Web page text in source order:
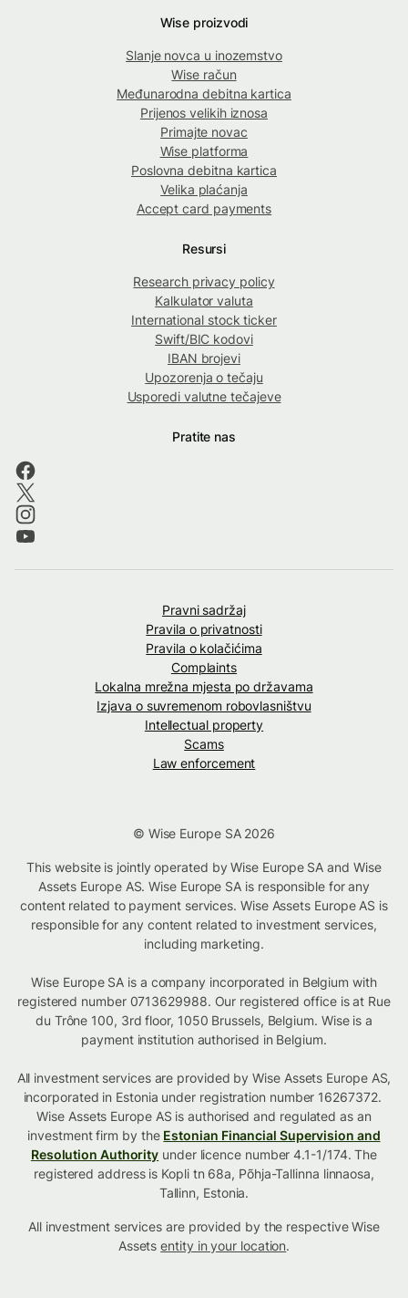
Wise proizvodi
Slanje novca u inozemstvo
Wise račun
Međunarodna debitna kartica
Prijenos velikih iznosa
Primajte novac
Wise platforma
Poslovna debitna kartica
Velika plaćanja
Accept card payments
Resursi
Research privacy policy
Kalkulator valuta
International stock ticker
Swift/BIC kodovi
IBAN brojevi
Upozorenja o tečaju
Usporedi valutne tečajeve
Pratite nas
Pravni sadržaj
Pravila o privatnosti
Pravila o kolačićima
Complaints
Lokalna mrežna mjesta po državama
Izjava o suvremenom robovlasništvu
Intellectual property
Scams
Law enforcement
© Wise Europe SA 2026
This website is jointly operated by Wise Europe SA and Wise
Assets Europe AS. Wise Europe SA is responsible for any
content related to payment services. Wise Assets Europe AS is
responsible for any content related to investment services,
including marketing.
Wise Europe SA is a company incorporated in Belgium with
registered number 0713629988. Our registered office is at Rue
du Trône 100, 3rd floor, 1050 Brussels, Belgium. Wise is a
payment institution authorised in Belgium.
All investment services are provided by Wise Assets Europe AS,
incorporated in Estonia under registration number 16267372.
Wise Assets Europe AS is authorised and regulated as an
investment firm by the Estonian Financial Supervision and
Resolution Authority under licence number 4.1-1/174. The
registered address is Kopli tn 68a, Põhja-Tallinna linnaosa,
Tallinn, Estonia.
All investment services are provided by the respective Wise
Assetsentity in your location.